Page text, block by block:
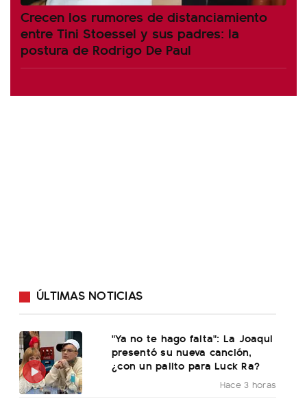
Crecen los rumores de distanciamiento
entre Tini Stoessel y sus padres: la
postura de Rodrigo De Paul
ÚLTIMAS NOTICIAS
"Ya no te hago falta": La Joaqui
presentó su nueva canción,
¿con un palito para Luck Ra?
Hace 3 horas